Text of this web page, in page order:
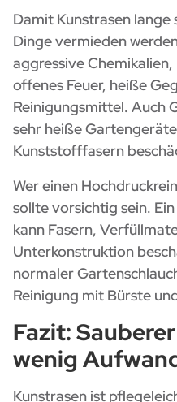
Damit Kunstrasen
Dinge vermieden
aggressive
offenes Feuer, heiße
Reinigungsmittel. Auch
sehr heiße
Kunststofffasern
Wer einen
sollte vorsichtig sein.
kann Fasern,
Unterkonstruktion
normaler
Reinigung mit Bürste
Fazit:
wenig
Kunstrasen ist